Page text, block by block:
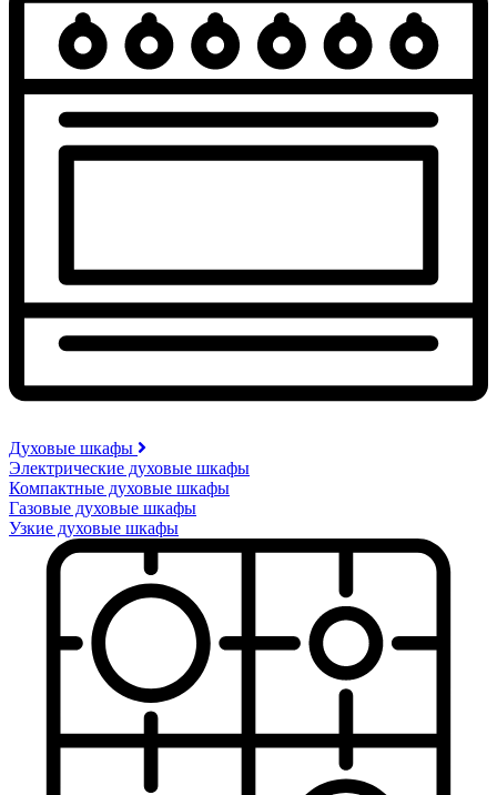
Духовые шкафы
Электрические духовые шкафы
Компактные духовые шкафы
Газовые духовые шкафы
Узкие духовые шкафы